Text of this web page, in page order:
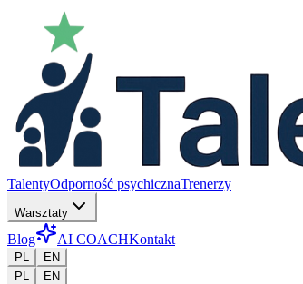
TalentyOdporność psychicznaTrenerzy
Warsztaty
Blog AI COACHKontakt
PL
EN
PL
EN